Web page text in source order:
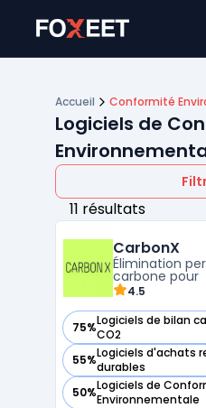
Accueil Conformité
Logiciels de
11 résultats
CarbonX
Élimination
carbone pour
4.5
75%Logiciels de bilan
CO2
— voir CarbonX dans
55%Logiciels d'achats
durables
— voir CarbonX dans
50%Logiciels de
Environnementale
— voir CarbonX dans